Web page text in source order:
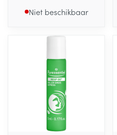
Niet beschikbaar